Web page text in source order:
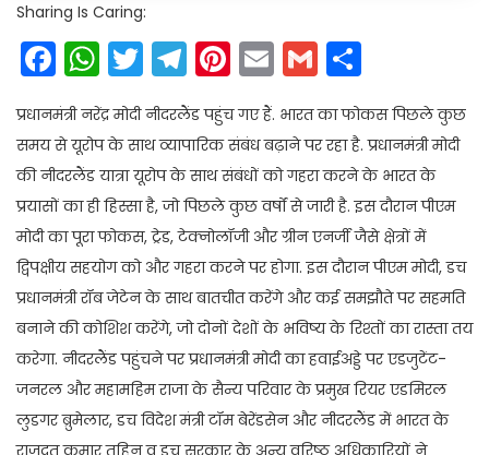
Sharing Is Caring:
Facebook
WhatsApp
Twitter
Telegram
Pinterest
EmailGmail
प्रधानमंत्री नरेंद्र मोदी नीदरलैंड पहुंच गए हैं. भारत का फोकस पिछले कुछ
समय से यूरोप के साथ व्‍यापारिक संबंध बढ़ाने पर रहा है. प्रधानमंत्री मोदी
की नीदरलैंड यात्रा यूरोप के साथ संबंधों को गहरा करने के भारत के
प्रयासों का ही हिस्सा है, जो पिछले कुछ वर्षों से जारी है. इस दौरान पीएम
मोदी का पूरा फोकस, ट्रेड, टेक्‍नोलॉजी और ग्रीन एनर्जी जैसे क्षेत्रों में
द्विपक्षीय सहयोग को और गहरा करने पर होगा. इस दौरान पीएम मोदी, डच
प्रधानमंत्री रॉब जेटेन के साथ बातचीत करेंगे और कई समझौते पर सहमति
बनाने की कोशिश करेंगे, जो दोनों देशों के भविष्‍य के रिश्‍तों का रास्‍ता तय
करेगा. नीदरलैंड पहुंचने पर प्रधानमंत्री मोदी का हवाईअड्डे पर एडजुटेंट-
जनरल और महामहिम राजा के सैन्य परिवार के प्रमुख रियर एडमिरल
लुडगर ब्रुमेलार, डच विदेश मंत्री टॉम बेरेंडसेन और नीदरलैंड में भारत के